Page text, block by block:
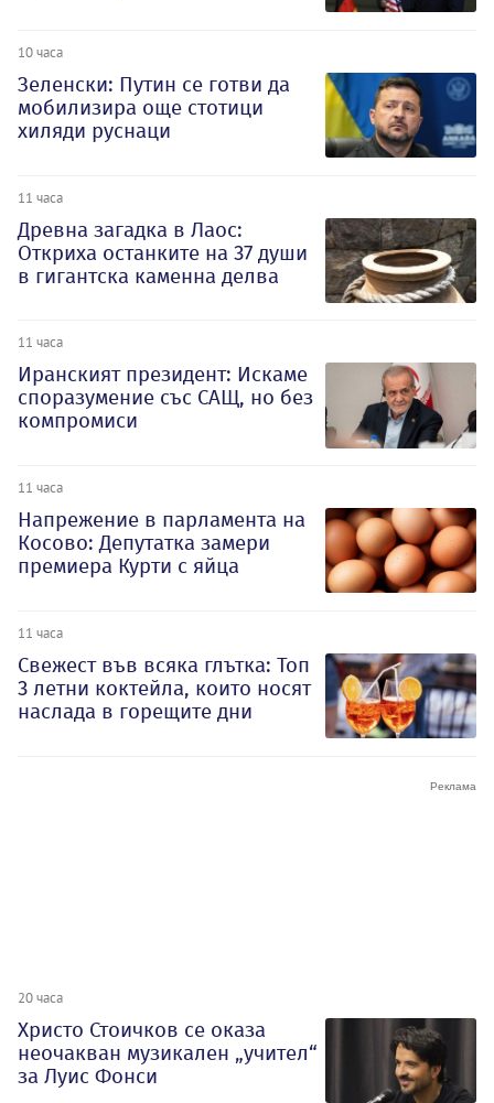
10 часа
Зеленски: Путин се готви да
мобилизира още стотици
хиляди руснаци
11 часа
Древна загадка в Лаос:
Откриха останките на 37 души
в гигантска каменна делва
11 часа
Иранският президент: Искаме
споразумение със САЩ, но без
компромиси
11 часа
Напрежение в парламента на
Косово: Депутатка замери
премиера Курти с яйца
11 часа
Свежест във всяка глътка: Топ
3 летни коктейла, които носят
наслада в горещите дни
20 часа
Христо Стоичков се оказа
неочакван музикален „учител“
за Луис Фонси